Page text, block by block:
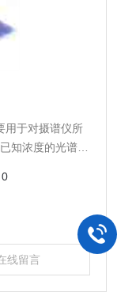
用于对摄谱仪所
知浓度的光谱进
0
线留言